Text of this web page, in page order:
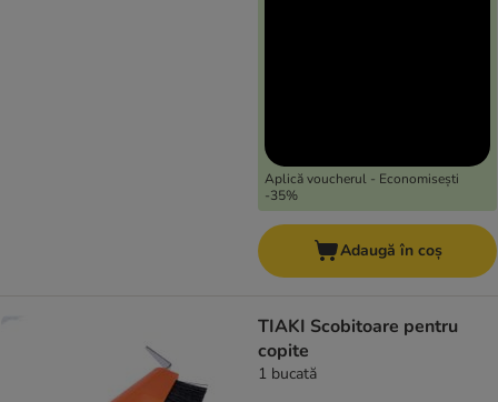
Aplică voucherul - Economisești
-35%
Adaugă în coș
TIAKI Scobitoare pentru
copite
1 bucată